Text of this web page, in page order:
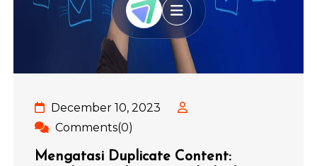
December 10, 2023
Comments(0)
Mengatasi Duplicate Content: